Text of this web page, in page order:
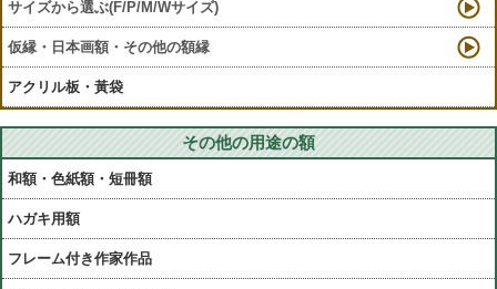
サイズから選ぶ(F/P/M/Wサイズ)
仮縁・日本画額・その他の額縁
アクリル板・黃袋
その他の用途の額
和額・色紙額・短冊額
ハガキ用額
フレーム付き作家作品